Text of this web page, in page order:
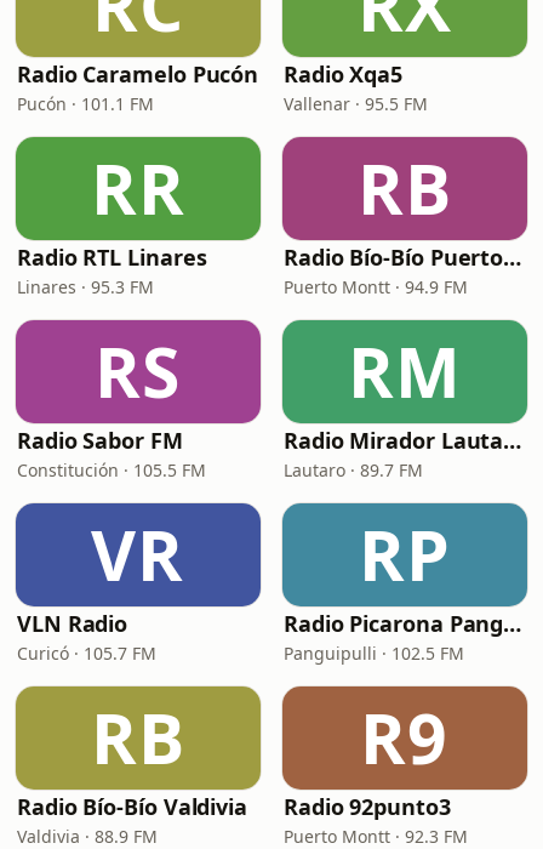
Radio Caramelo Pucón
Pucón · 101.1 FM
Radio Xqa5
Vallenar · 95.5 FM
RR
Radio RTL Linares
Linares · 95.3 FM
RB
Radio Bío-Bío Puerto Montt
Puerto Montt · 94.9 FM
RS
Radio Sabor FM
Constitución · 105.5 FM
RM
Radio Mirador Lautaro
Lautaro · 89.7 FM
VR
VLN Radio
Curicó · 105.7 FM
RP
Radio Picarona Panguipulli
Panguipulli · 102.5 FM
RB
Radio Bío-Bío Valdivia
Valdivia · 88.9 FM
R9
Radio 92punto3
Puerto Montt · 92.3 FM